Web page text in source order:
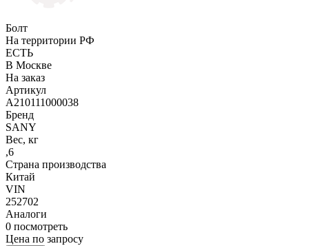
Болт
На территории РФ
ЕСТЬ
В Москве
На заказ
Артикул
A210111000038
Бренд
SANY
Вес, кг
,6
Страна производства
Китай
VIN
252702
Аналоги
0 посмотреть
Цена по запросу